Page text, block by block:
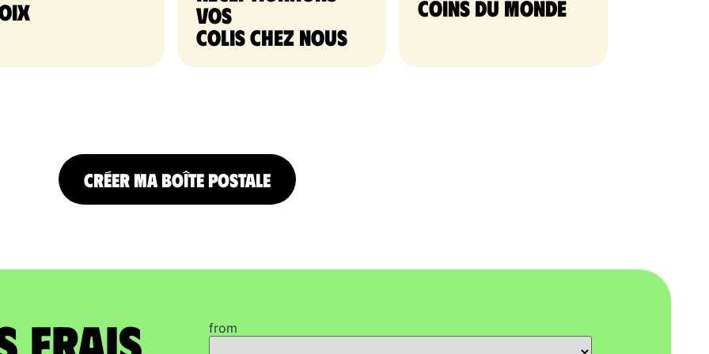
vos
colis chez nous
coins du monde
CRÉER MA BOÎTE POSTALE
from